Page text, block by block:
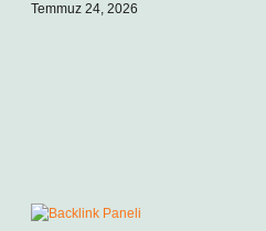
Temmuz 24, 2026